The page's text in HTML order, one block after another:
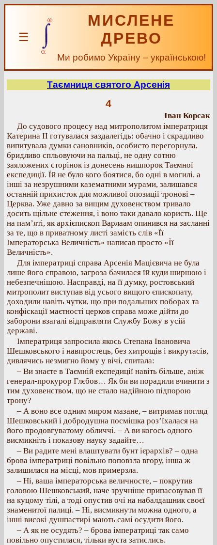
☰
МИСЛЕНЕ
ДРЕВО
Ми робимо Україну – українською!
Таємниця святого Арсенія
4
Іван Корсак
До судового процесу над митрополитом імператриця
Катерина II готувалася заздалегідь: обачно і скрадливо
випитувала думки сановників, особисто перегорнула,
бридливо спльовуючи на пальці, не одну сотню
заяложених сторінок із донесень нишпорок Таємної
експедиції. Їй не було кого боятися, бо одні в могилі, а
інші за незрушними казематними мурами, залишався
останній прихисток для можливої опозиції тронові –
Церква. Уже давно за вищим духовенством тривало
досить щільне стеження, і воно таки давало користь. Ще
на пам’яті, як архієпископ Варлаам опинився на засланні
за те, що в приватному листі замість слів «Її
Імператорська Величність» написав просто «Її
Величність».
Для імператриці справа Арсенія Мацієвича не була
лише його справою, загроза бачилася їй куди ширшою і
небезпечнішою. Насправді, на її думку, ростовський
митрополит виступав від усього вищого єпископату,
доходили навіть чутки, що при подальших поборах та
конфіскації маєтності церков справа може дійти до
заборони взагалі відправляти Службу Божу в усій
державі.
Імператриця запросила якось Степана Івановича
Шешковського і навпростець, без хитрощів і викрутасів,
дивлячись незмигно йому у вічі, спитала:
– Ви знаєте в Таємній експедиції навіть більше, аніж
генерал-прокурор Глєбов… Як би ви порадили вчинити з
тим духовенством, що не стало надійною підпорою
трону?
– А воно все одним миром мазане, – витримав погляд
Шешковський і добродушна посмішка роз’їхалася на
його продовгуватому обличчі. – А ви когось одного
висмикніть і показову науку задайте…
– Ви радите мені влаштувати бунт ієрархів? – одна
брова імператриці повільно поповзла вгору, інша ж
залишилася на місці, мов примерзла.
– Ні, ваша імператорська величносте, – покрутив
головою Шешковський, наче зручніше припасовував її
на куцому тілі, а тоді опустив очі на набалдашник своєї
знаменитої палиці. – Ні, висмикнути можна одного, а
інші високі душпастирі мають самі осудити його.
– А як не осудять? – брова імператриці так само
повільно опустилася, тільки вуста затислись.